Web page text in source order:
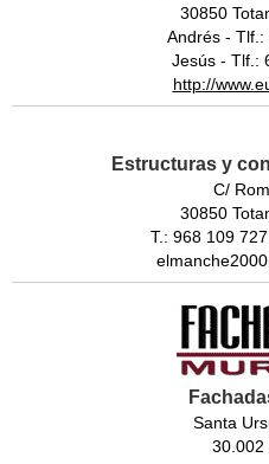
30850
Andrés -
Jesús - Tlf.:
http://
Estructuras y
C/
30850
T.: 968 109
Santa
30.002